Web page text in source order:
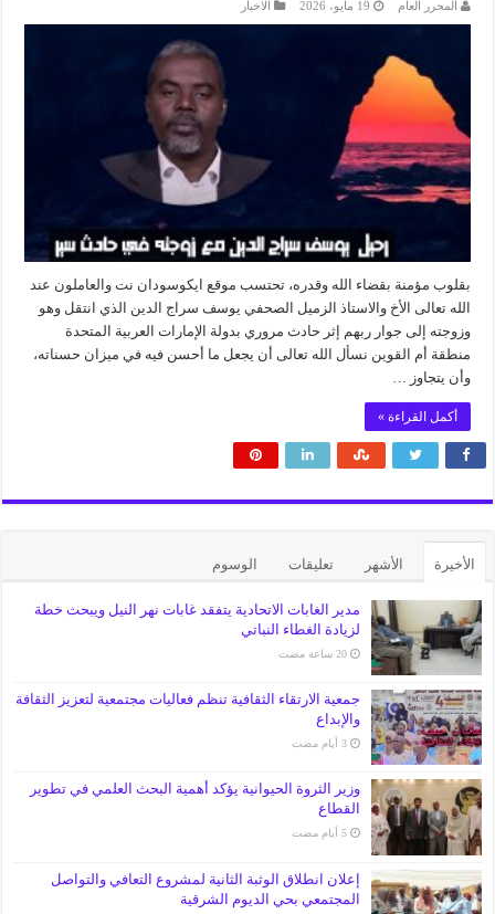
المحرر العام 19 مايو، 2026 الاخبار
بقلوب مؤمنة بقضاء الله وقدره، تحتسب موقع ايكوسودان نت والعاملون عند
الله تعالى الأخ والاستاذ الزميل الصحفي يوسف سراج الدين الذي انتقل وهو
وزوجته إلى جوار ربهم إثر حادث مروري بدولة الإمارات العربية المتحدة
منطقة أم القوين نسأل الله تعالى أن يجعل ما أحسن فيه في ميزان حسناته،
وأن يتجاوز …
أكمل القراءة »
الأخيرة الأشهر تعليقات الوسوم
مدير الغابات الاتحادية يتفقد غابات نهر النيل ويبحث خطة
لزيادة الغطاء النباتي
جمعية الارتقاء الثقافية تنظم فعاليات مجتمعية لتعزيز الثقافة
والإبداع
وزير الثروة الحيوانية يؤكد أهمية البحث العلمي في تطوير
القطاع
إعلان انطلاق الوثبة الثانية لمشروع التعافي والتواصل
المجتمعي بحي الديوم الشرقية